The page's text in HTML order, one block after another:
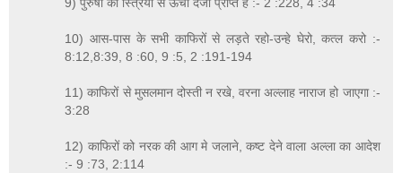
9) पुरुषों को स्त्रियों से ऊंचा दर्जा प्राप्त है :- 2 :228, 4 :34
10) आस-पास के सभी काफिरों से लड़ते रहो-उन्हे घेरो, कत्ल करो :-
8:12,8:39, 8 :60, 9 :5, 2 :191-194
11) काफिरों से मुसलमान दोस्ती न रखे, वरना अल्लाह नाराज हो जाएगा :-
3:28
12) काफिरों को नरक की आग मे जलाने, कष्ट देने वाला अल्ला का आदेश
:- 9 :73, 2:114